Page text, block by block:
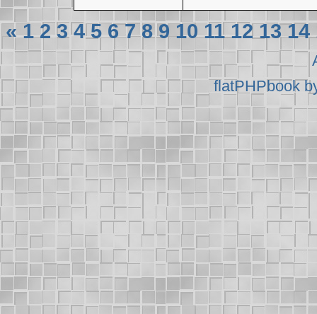
« 1 2 3 4 5 6 7 8 9 10 11 12 13 14
flatPHPbook